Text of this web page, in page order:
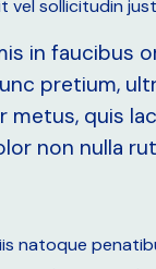
vel sollicitudin
in faucibus
pretium,
quis
non nulla
natoque